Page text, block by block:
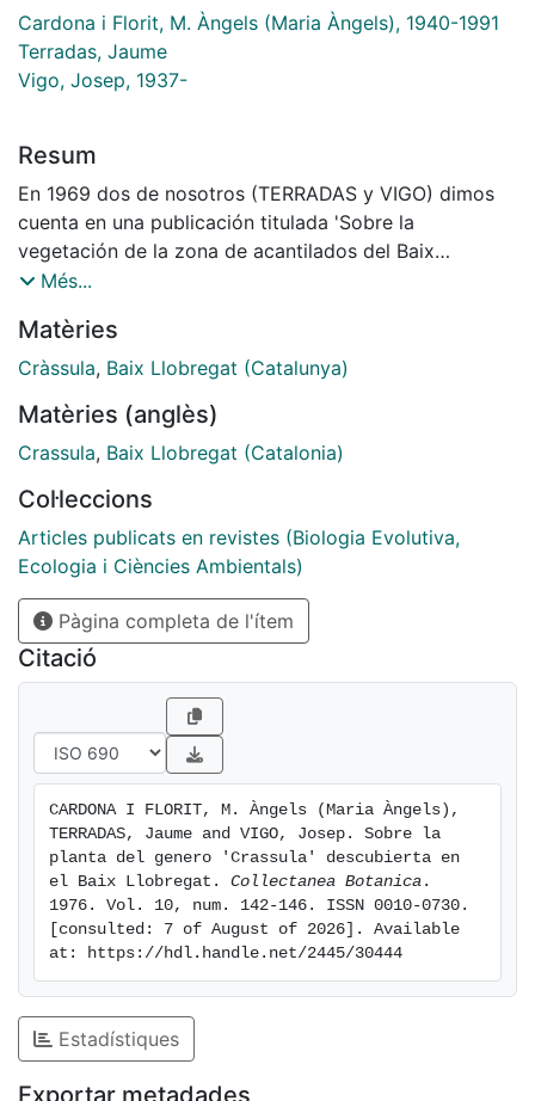
Cardona i Florit, M. Àngels (Maria Àngels), 1940-1991
Terradas, Jaume
Vigo, Josep, 1937-
Resum
En 1969 dos de nosotros (TERRADAS y VIGO) dimos
cuenta en una publicación titulada 'Sobre la
vegetación de la zona de acantilados del Baix
Llobregat' del hallazgo en dicha región de una planta
flora de Europa. De acuerdo con las indagaciones que
pudimos llevar a cabo entonces, llegamos a la
debía considerarse como muy afín de Crassula
pentandra (Royle ex Edgew) Schoenl., especie
describimos bajo el nombre de Crassula pentandra
subsp. catalaunica. Los caracteres que separan esta
planta de Crassula pentandra típica, especificados en
la publicación mencionada, corresponden a diferencias
cuantitativas de orden general y, más especialmente,
en el menor tamaño de las piezas florales así como de
los frutos y semillas
Més...
Matèries
Cràssula, Baix Llobregat (Catalunya)
Matèries (anglès)
Crassula, Baix Llobregat (Catalonia)
Col·leccions
Articles publicats en revistes (Biologia Evolutiva,
Ecologia i Ciències Ambientals)
Pàgina completa de l'ítem
Citació
CARDONA I FLORIT, M. Àngels (Maria Àngels),
TERRADAS, Jaume and VIGO, Josep. Sobre la
planta del genero 'Crassula' descubierta en
el Baix Llobregat. Collectanea Botanica .
1976. Vol. 10, num. 142-146. ISSN 0010-0730.
[consulted: 7 of August of 2026]. Available
at: https://hdl.handle.net/2445/30444
Estadístiques